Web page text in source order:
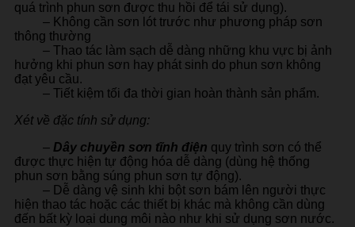
quá trình phun sơn được thu hồi để tái sử dụng).
– Không cần sơn lót trước như phương pháp sơn
thông thường
– Thao tác làm sạch dễ dàng những khu vực bị ảnh
hưởng khi phun sơn hay phát sinh do phun sơn không
đạt yêu cầu.
– Tiết kiệm tối đa thời gian hoàn thành sản phẩm.
Xét về đặc tính sử dụng:
– Dây chuyền sơn tĩnh điện quy trình sơn có thể
được thực hiện tự động hóa dễ dàng (dùng hệ thống
phun sơn bằng súng phun sơn tự động).
– Dễ dàng vệ sinh khi bột sơn bám lên người thực
hiện thao tác hoặc các thiết bị khác mà không cần dùng
đến bất kỳ loại dung môi nào như khi sử dụng sơn nước.